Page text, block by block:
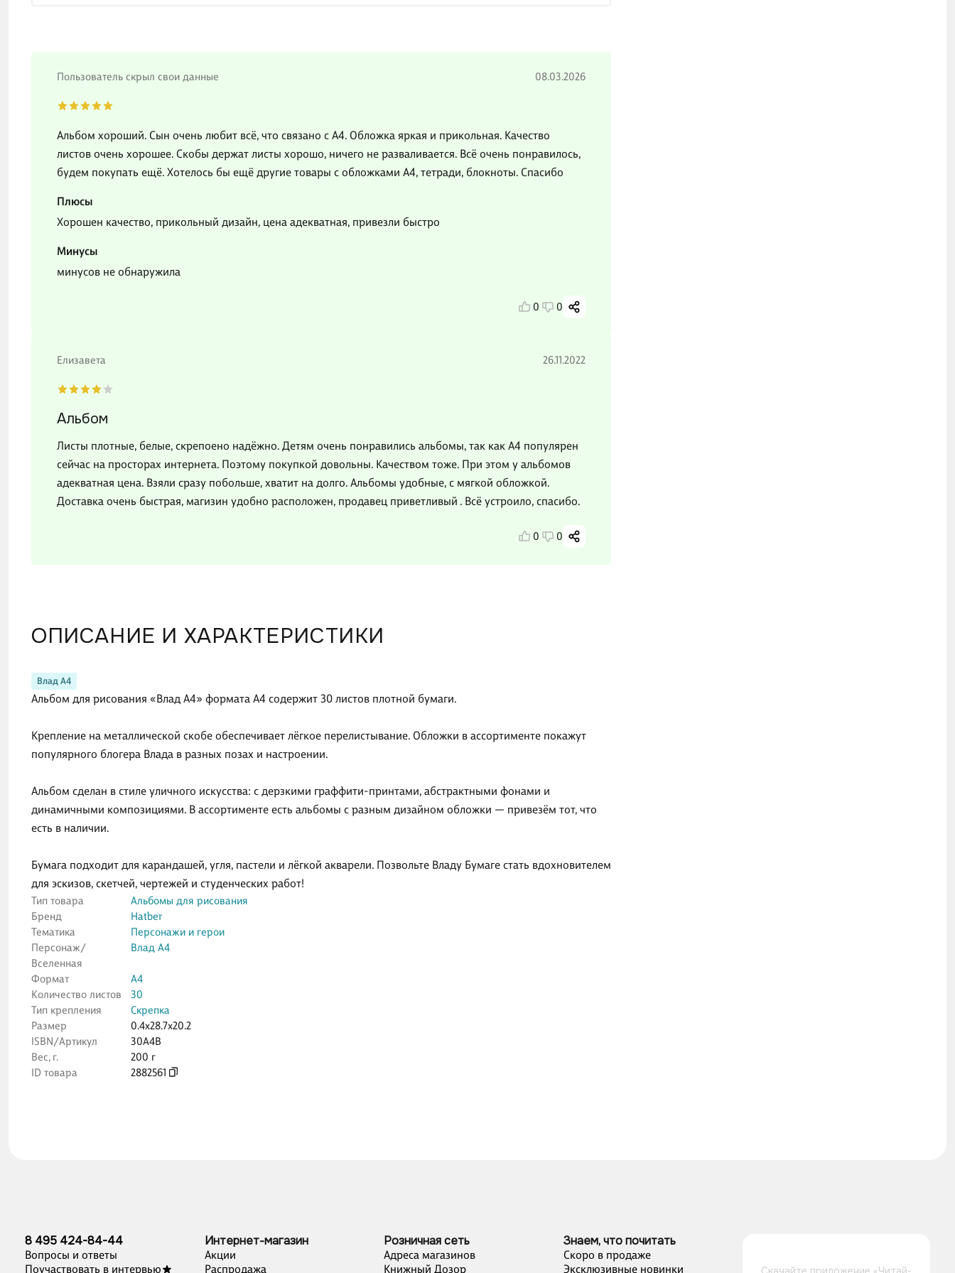
ОПИСАНИЕ И ХАРАКТЕРИСТИКИ
Влад А4
Альбом для рисования «Влад А4» формата А4 содержит 30 листов плотной бумаги.
Крепление на металлической скобе обеспечивает лёгкое перелистывание. Обложки в ассортименте покажут
популярного блогера Влада в разных позах и настроении.
Альбом сделан в стиле уличного искусства: с дерзкими граффити-принтами, абстрактными фонами и
динамичными композициями. В ассортименте есть альбомы с разным дизайном обложки — привезём тот, что
есть в наличии.
Бумага подходит для карандашей, угля, пастели и лёгкой акварели. Позвольте Владу Бумаге стать вдохновителем
для эскизов, скетчей, чертежей и студенческих работ!
Тип товара
Альбомы для рисования
Бренд
Hatber
Тематика
Персонажи и герои
Персонаж/
Вселенная
Влад А4
Формат
А4
Количество листов
30
Тип крепления
Скрепка
Размер
0.4x28.7x20.2
ISBN/Артикул
30А4В
Вес, г.
200 г
ID товара
2882561
Пользователь скрыл свои данные 08.03.2026
Альбом хороший. Сын очень любит всё, что связано с А4. Обложка яркая и прикольная. Качество
листов очень хорошее. Скобы держат листы хорошо, ничего не разваливается. Всё очень понравилось,
будем покупать ещё. Хотелось бы ещё другие товары с обложками А4, тетради, блокноты. Спасибо
Плюсы
Хорошен качество, прикольный дизайн, цена адекватная, привезли быстро
Минусы
минусов не обнаружила
0 0
Елизавета 26.11.2022
Альбом
Листы плотные, белые, скрепоено надёжно. Детям очень понравились альбомы, так как А4 популярен
сейчас на просторах интернета. Поэтому покупкой довольны. Качеством тоже. При этом у альбомов
адекватная цена. Взяли сразу побольше, хватит на долго. Альбомы удобные, с мягкой обложкой.
Доставка очень быстрая, магизин удобно расположен, продавец приветливый . Всё устроило, спасибо.
0 0
8 495 424-84-44
Вопросы и ответы
Поучаствовать в интервью
Интернет-магазин
Акции
Распродажа
Розничная сеть
Адреса магазинов
Книжный Дозор
Знаем, что почитать
Скоро в продаже
Эксклюзивные новинки